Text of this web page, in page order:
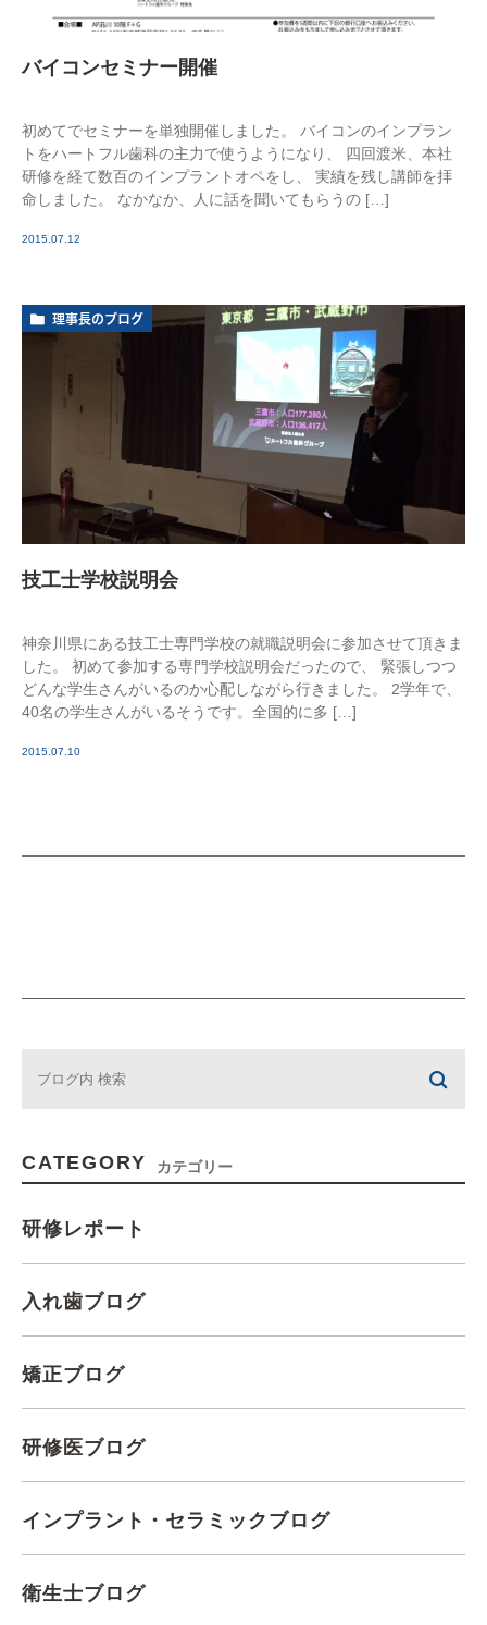
バイコンセミナー開催
初めてでセミナーを単独開催しました。 バイコンのインプラン
トをハートフル歯科の主力で使うようになり、 四回渡米、本社
研修を経て数百のインプラントオペをし、 実績を残し講師を拝
命しました。 なかなか、人に話を聞いてもらうの […]
2015.07.12
理事長のブログ
技工士学校説明会
神奈川県にある技工士専門学校の就職説明会に参加させて頂きま
した。 初めて参加する専門学校説明会だったので、 緊張しつつ
どんな学生さんがいるのか心配しながら行きました。 2学年で、
40名の学生さんがいるそうです。全国的に多 […]
2015.07.10
CATEGORY カテゴリー
研修レポート
入れ歯ブログ
矯正ブログ
研修医ブログ
インプラント・セラミックブログ
衛生士ブログ